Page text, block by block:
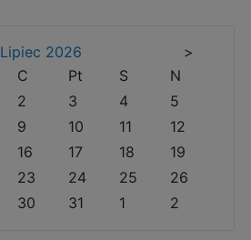
Lipiec 2026
>
C Pt S
N
2 3 4
5
9 10 11
12
16 17 18
19
23 24 25
26
30 31 1 2